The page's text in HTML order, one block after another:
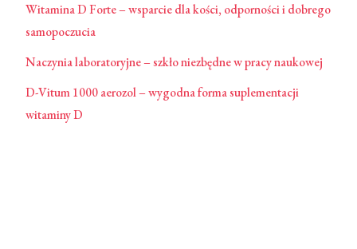
Witamina D Forte – wsparcie dla kości, odporności i dobrego
samopoczucia
Naczynia laboratoryjne – szkło niezbędne w pracy naukowej
D-Vitum 1000 aerozol – wygodna forma suplementacji
witaminy D